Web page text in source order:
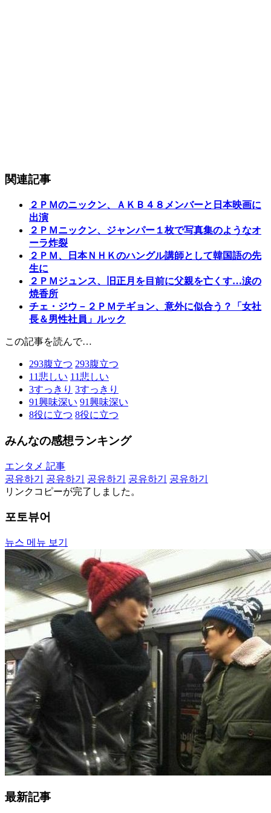
関連記事
２ＰＭのニックン、ＡＫＢ４８メンバーと日本映画に
出演
２ＰＭニックン、ジャンパー１枚で写真集のようなオ
ーラ炸裂
２ＰＭ、日本ＮＨＫのハングル講師として韓国語の先
生に
２ＰＭジュンス、旧正月を目前に父親を亡くす…涙の
焼香所
チェ・ジウ－２ＰＭテギョン、意外に似合う？「女社
長＆男性社員」ルック
この記事を読んで…
293腹立つ 293腹立つ
11悲しい 11悲しい
3すっきり 3すっきり
91興味深い 91興味深い
8役に立つ 8役に立つ
みんなの感想ランキング
エンタメ 記事
공유하기
공유하기 공유하기 공유하기
공유하기
リンクコピーが完了しました。
포토뷰어
뉴스 메뉴 보기
最新記事